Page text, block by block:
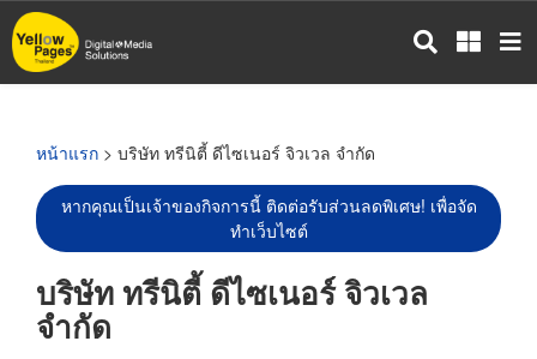
ข้าม
ไป
หน้าแรก > บริษัท ทรีนิตี้ ดีไซเนอร์ จิวเวล จำกัด
หากคุณเป็นเจ้าของกิจการนี้ ติดต่อรับส่วนลดพิเศษ! เพื่อจัด
ทำเว็บไซต์
บริษัท ทรีนิตี้ ดีไซเนอร์ จิวเวล
จำกัด